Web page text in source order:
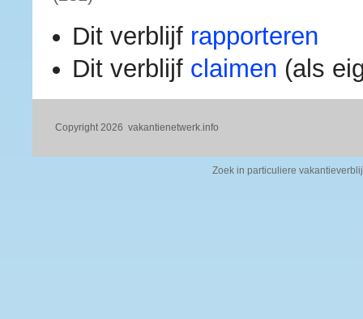
Dit verblijf rapporteren
Dit verblijf claimen (als
Copyright 2026 vakantienetwerk.info
Zoek in particuliere